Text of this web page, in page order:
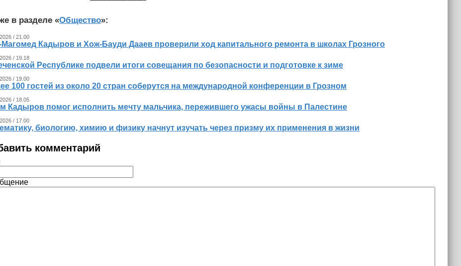
в разделе «Общество»:
/ 21.00
Магомед Кадыров и Хож-Бауди Дааев проверили ход капитального ремонта в школах Грозного
/ 19.18
Республике подвели итоги совещания по безопасности и подготовке к зиме
/ 19.00
100 гостей из около 20 стран соберутся на международной конференции в Грозном
/ 18.05
Кадыров помог исполнить мечту мальчика, пережившего ужасы войны в Палестине
/ 17.00
биологию, химию и физику начнут изучать через призму их применения в жизни
комментарий